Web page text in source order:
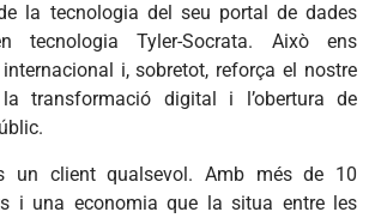
la tecnologia del seu portal de dades
tecnologia Tyler-Socrata. Això ens
i, sobretot, reforça el nostre
transformació digital i l’obertura de
un client qualsevol. Amb més de 10
i una economia que la situa entre les